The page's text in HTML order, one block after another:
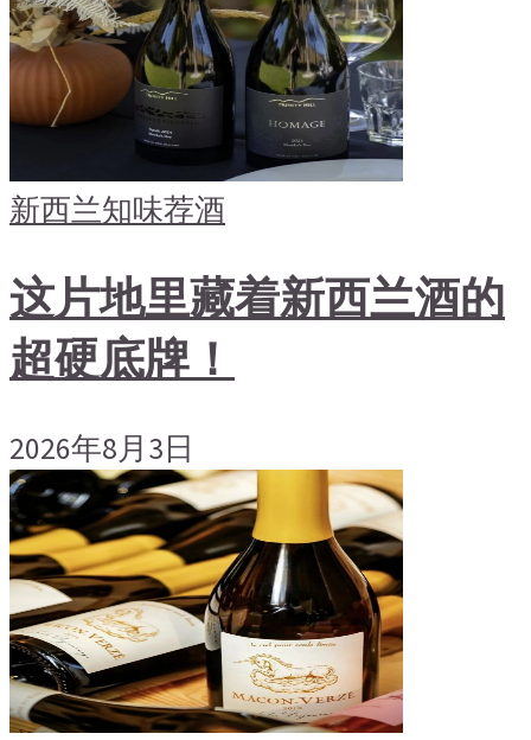
新西兰知味荐酒
这片地里藏着新西兰酒的
超硬底牌！
2026年8月3日